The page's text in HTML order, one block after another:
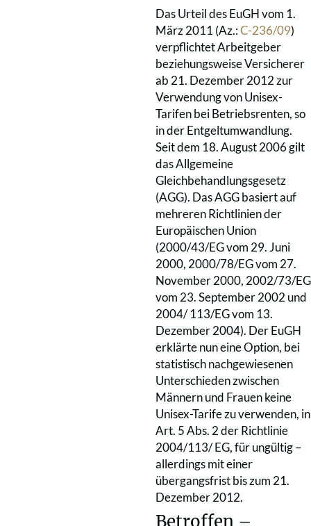
Das Urteil des EuGH vom 1.
März 2011 (Az.:C-236/09)
verpflichtet Arbeitgeber
beziehungsweise Versicherer
ab 21. Dezember 2012 zur
Verwendung von Unisex-
Tarifen bei Betriebsrenten, so
in der Entgeltumwandlung.
Seit dem 18. August 2006 gilt
das Allgemeine
Gleichbehandlungsgesetz
(AGG). Das AGG basiert auf
mehreren Richtlinien der
Europäischen Union
(2000/43/EG vom 29. Juni
2000, 2000/78/EG vom 27.
November 2000, 2002/73/EG
vom 23. September 2002 und
2004/ 113/EG vom 13.
Dezember 2004). Der EuGH
erklärte nun eine Option, bei
statistisch nachgewiesenen
Unterschieden zwischen
Männern und Frauen keine
Unisex-Tarife zu verwenden, in
Art. 5 Abs. 2 der Richtlinie
2004/113/ EG, für ungültig –
allerdings mit einer
übergangsfrist bis zum 21.
Dezember 2012.
Betroffen –